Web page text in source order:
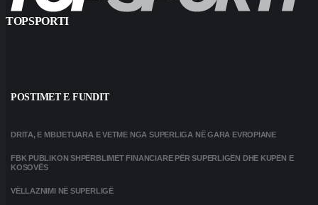
TOPSPORTI
POSTIMET E FUNDIT
DRITA, E MBIJETUARA E VETME NGA SUPERLIGA NË GARA EVROPIANE
FBK PUBLIKON SHPËRBLIMET FINANCIARE PËR SUPERLIGËN DHE KUPËN E
KOSOVËS
VËLLAZNIMI NË SUPERLIGË